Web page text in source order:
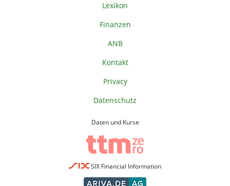
Lexikon
Finanzen
ANB
Kontakt
Privacy
Datenschutz
Daten und Kurse
SIX Financial Information